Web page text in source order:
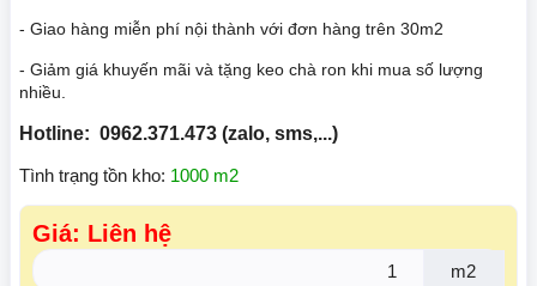
- Giao hàng miễn phí nội thành với đơn hàng trên 30m2
- Giảm giá khuyến mãi và tặng keo chà ron khi mua số lượng
nhiều.
Hotline: 0962.371.473 (zalo, sms,...)
Tình trạng tồn kho: 1000 m2
Giá: Liên hệ
m2